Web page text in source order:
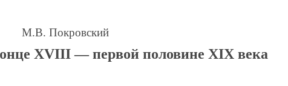
М.В. Покровский
XVIII — первой половине XIX века